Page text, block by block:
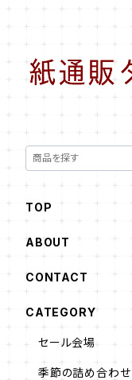
TOP
ABOUT
CONTACT
CATEGORY
セール会場
季節の詰め合わせ